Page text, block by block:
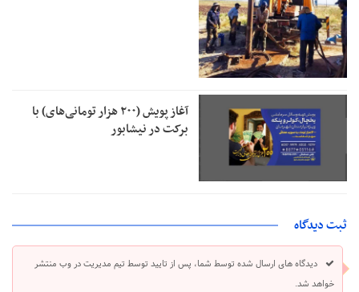
آغاز پویش (۲۰۰ هزار تومانی‌های) با
برکت در نیشابور
ثبت دیدگاه
دیدگاه های ارسال شده توسط شما، پس از تایید توسط تیم مدیریت در وب منتشر
خواهد شد.